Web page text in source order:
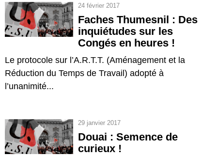
24 février 2017
Faches Thumesnil : Des
inquiétudes sur les
Congés en heures !
Le protocole sur l’A.R.T.T. (Aménagement et la
Réduction du Temps de Travail) adopté à
l’unanimité...
29 janvier 2017
Douai : Semence de
curieux !